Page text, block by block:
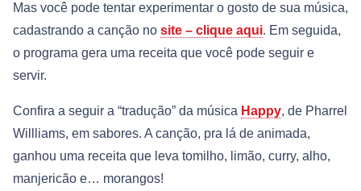
Mas você pode tentar experimentar o gosto de sua música,
cadastrando a canção no site – clique aqui. Em seguida,
o programa gera uma receita que você pode seguir e
servir.
Confira a seguir a “tradução” da música Happy, de Pharrel
Willliams, em sabores. A canção, pra lá de animada,
ganhou uma receita que leva tomilho, limão, curry, alho,
manjericão e… morangos!